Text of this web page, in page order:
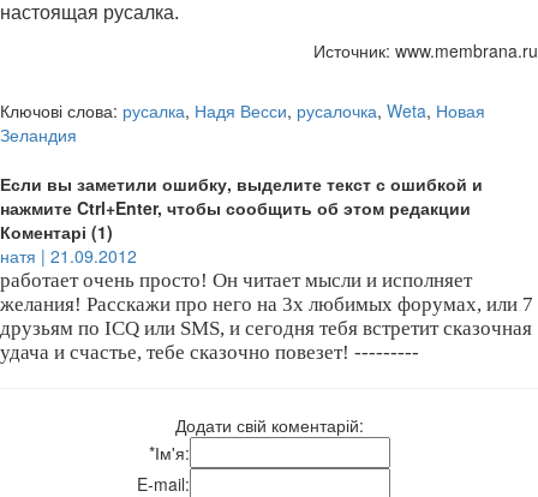
настоящая русалка.
Источник: www.membrana.ru
Ключові слова: русалка, Надя Весси, русалочка, Weta, Новая
Зеландия
Если вы заметили ошибку, выделите текст с ошибкой и
нажмите Ctrl+Enter, чтобы сообщить об этом редакции
Коментарі (1)
натя | 21.09.2012
работает очень просто! Он читает мысли и исполняет
желания! Расскажи про него на 3х любимых форумах, или 7
друзьям по ICQ или SMS, и сегодня тебя встретит сказочная
удача и счастье, тебе сказочно повезет! ---------
Додати свій коментарій:
*Ім'я:
E-mail: